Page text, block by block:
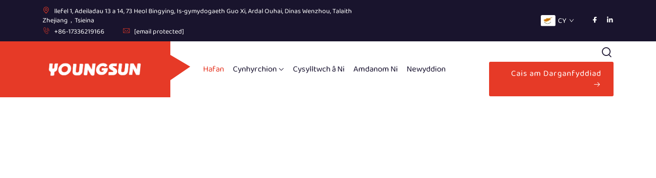
llefel 1, Adeiladau 13 a 14, 73 Heol Bingying, Is-gymydogaeth Guo Xi, Ardal Ouhai, Dinas Wenzhou, Talaith
Zhejiang，Tsieina
+86-17336219166
[email protected]
CY
Hafan Cynhyrchion Cysylltwch â Ni Amdanom Ni Newyddion Cais am Darganfyddiad